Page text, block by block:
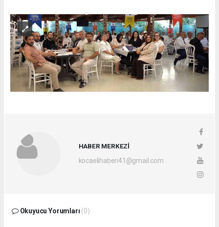
HABER MERKEZİ
kocaelihaberi41@gmail.com
Okuyucu Yorumları (0)